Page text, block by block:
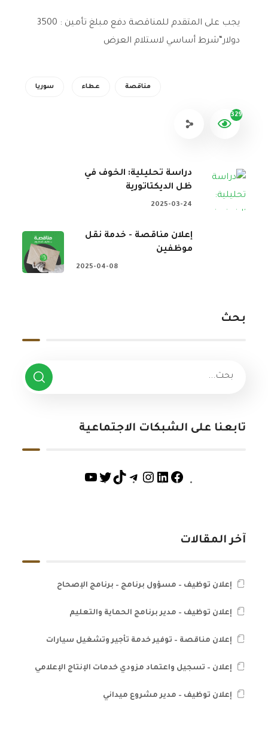
يجب على المتقدم للمناقصة دفع مبلغ تأمين : 3500
دولار“شرط أساسي لاستلام العرض
سوريا عطاء مناقصة
329
دراسة تحليلية: الخوف في
ظل الديكتاتورية
2025-03-24
إعلان مناقصة - خدمة نقل
موظفين
2025-04-08
بحث
تابعنا على الشبكات الاجتماعية
آخر المقالات
إعلان توظيف – مسؤول برنامج – برنامج الإصحاح
إعلان توظيف – مدير برنامج الحماية والتعليم
إعلان مناقصة – توفير خدمة تأجير وتشغيل سيارات
إعلان – تسجيل واعتماد مزودي خدمات الإنتاج الإعلامي
إعلان توظيف – مدير مشروع ميداني